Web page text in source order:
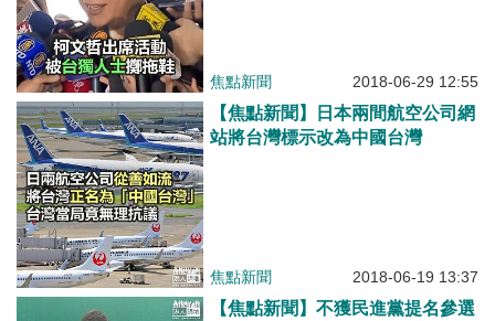
焦點新聞 2018-06-29 12:55
【焦點新聞】日本兩間航空公司網
站將台灣標示改為中國台灣
焦點新聞 2018-06-19 13:37
【焦點新聞】不獲民進黨提名參選